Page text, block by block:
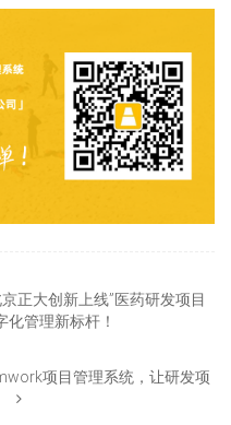
正大创新上线”医药研发项目
化管理新标杆！
项目管理系统，让研发项